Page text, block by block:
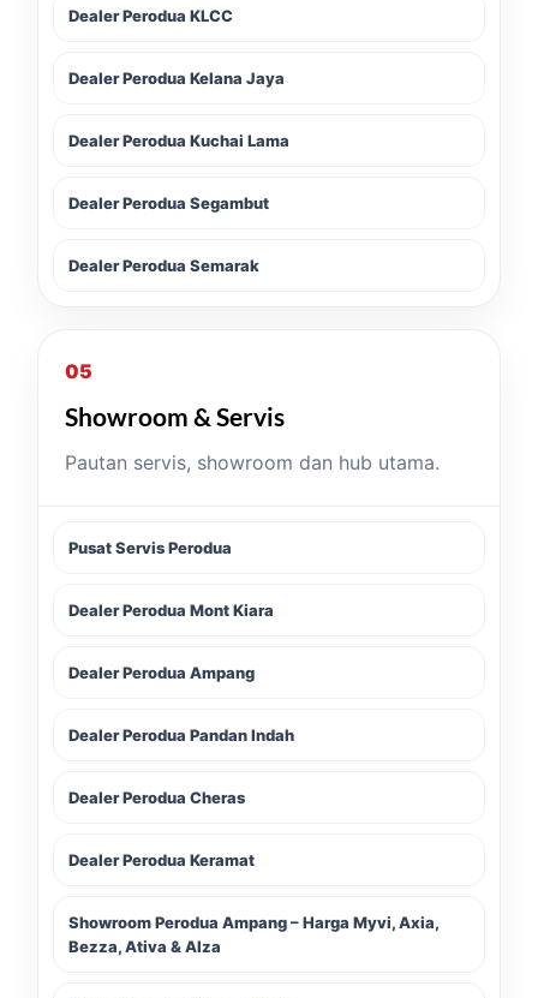
Dealer Perodua KLCC
Dealer Perodua Kelana Jaya
Dealer Perodua Kuchai Lama
Dealer Perodua Segambut
Dealer Perodua Semarak
05
Showroom & Servis
Pautan servis, showroom dan hub utama.
Pusat Servis Perodua
Dealer Perodua Mont Kiara
Dealer Perodua Ampang
Dealer Perodua Pandan Indah
Dealer Perodua Cheras
Dealer Perodua Keramat
Showroom Perodua Ampang – Harga Myvi, Axia,
Bezza, Ativa & Alza